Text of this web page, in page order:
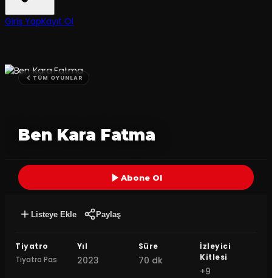
Giriş YapKayıt Ol
TÜM OYUNLAR
Ben Kara Fatma
Abone Ol
Listeye Ekle Paylaş
Tiyatro
Tiyatro Pas
Yıl
2023
Süre
70 dk
İzleyici
Kitlesi
+9